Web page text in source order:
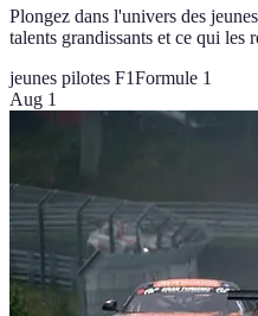
Plongez dans l'univers des
talents grandissants et ce qui les
jeunes pilotes F1Formule 1
Aug 1